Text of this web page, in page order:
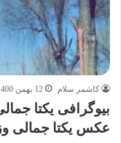
کاشمر سلام 12 بهمن 1400
بیوگرافی یکتا
عکس یکتا جمالی